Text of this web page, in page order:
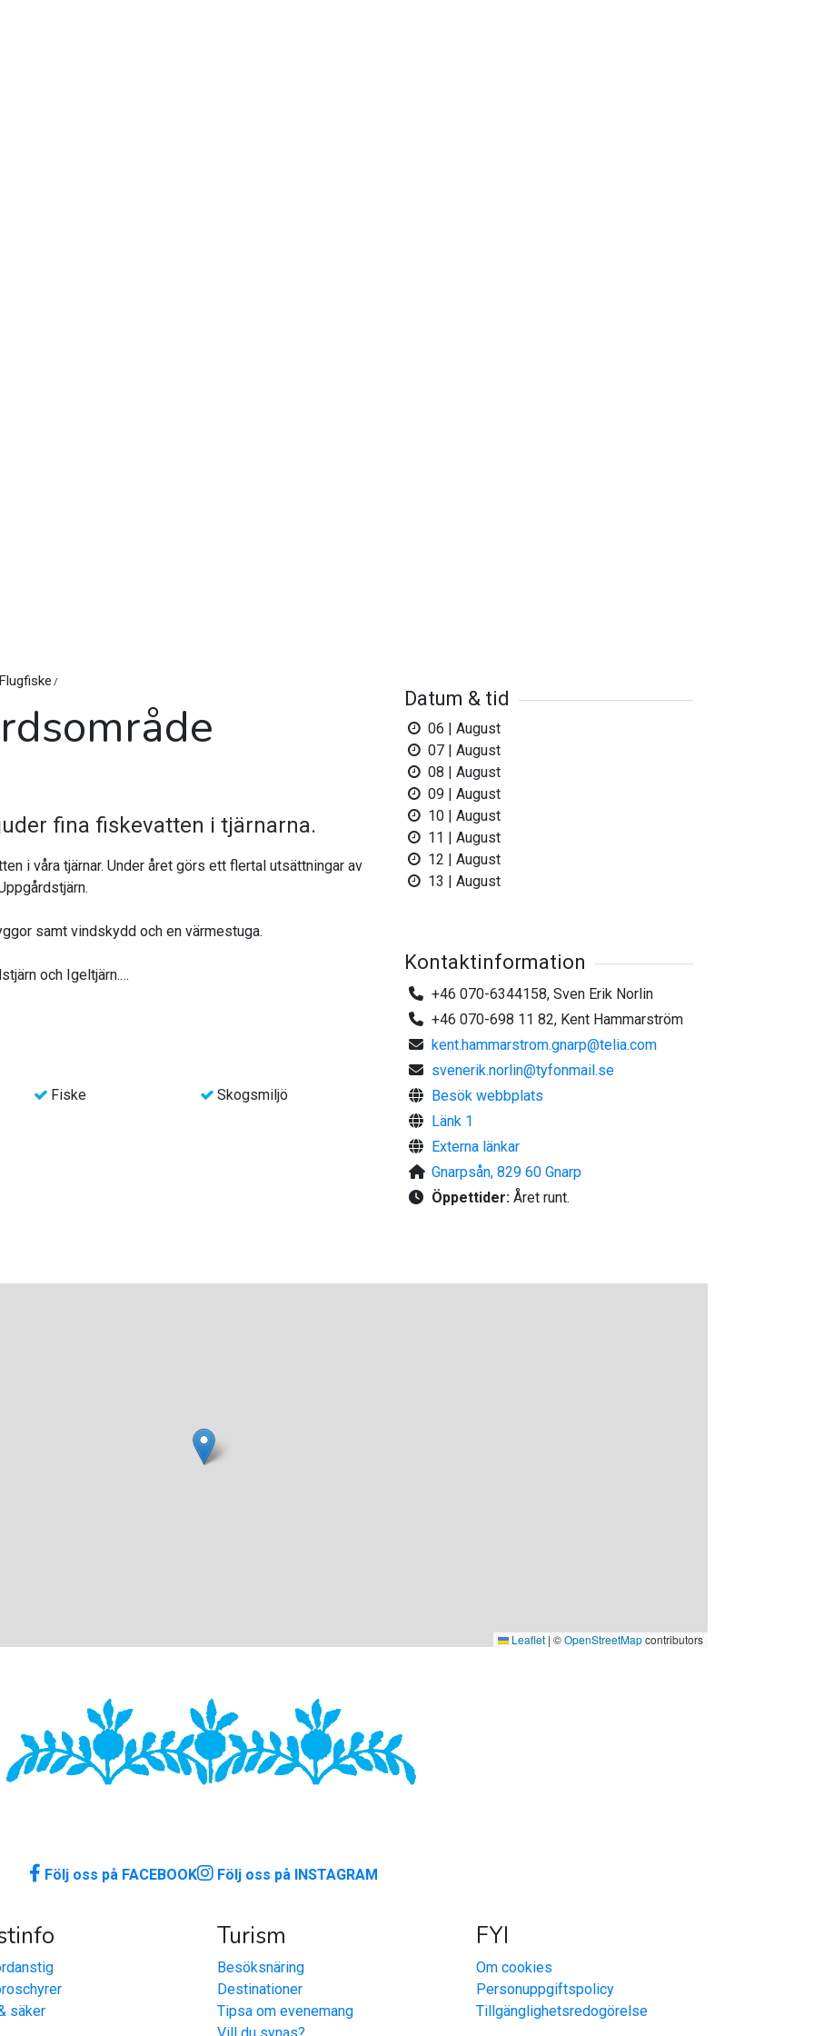
fina fiskevatten i tjärnarna.
i våra tjärnar. Under året görs ett flertal utsättningar av
samt vindskydd och en värmestuga.
och Igeltjärn.
Fiske Skogsmiljö
Datum & tid
06 | August
07 | August
08 | August
09 | August
10 | August
11 | August
12 | August
13 | August
Kontaktinformation
+46 070-6344158, Sven Erik Norlin
+46 070-698 11 82, Kent Hammarström
kent.hammarstrom.gnarp@telia.com
svenerik.norlin@tyfonmail.se
Besök webbplats
Länk 1
Externa länkar
Gnarpsån, 829 60 Gnarp
Öppettider: Året runt.
Leaflet | ©OpenStreetMapcontributors
Följ oss på FACEBOOK Följ oss på INSTAGRAM
säker
Turism
Besöksnäring
Destinationer
Tipsa om evenemang
Vill du synas?
FYI
Om cookies
Personuppgiftspolicy
Tillgänglighetsredogörelse